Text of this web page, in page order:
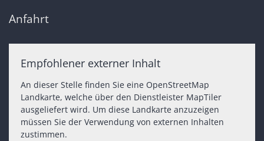
Anfahrt
Empfohlener externer Inhalt
An dieser Stelle finden Sie eine OpenStreetMap
Landkarte, welche über den Dienstleister MapTiler
ausgeliefert wird. Um diese Landkarte anzuzeigen
müssen Sie der Verwendung von externen Inhalten
zustimmen.